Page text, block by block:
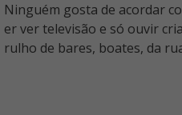
Ninguém gosta de acordar
er ver televisão e só ouvir
rulho de bares, boates, da